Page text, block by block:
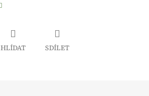
HLÍDAT SDÍLET